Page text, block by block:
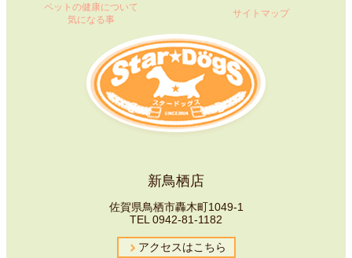
ペットの健康について
気になる事
サイトマップ
新鳥栖店
佐賀県鳥栖市轟木町1049-1
TEL 0942-81-1182
アクセスはこちら